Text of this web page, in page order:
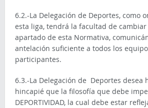
6.2.-La Delegación de Deportes, como
esta liga, tendrá la facultad de
apartado de esta Normativa,
antelación suficiente a todos los
participantes.
6.3.-La Delegación de Deportes desea
hincapié que la filosofía que debe
DEPORTIVIDAD, la cual debe estar